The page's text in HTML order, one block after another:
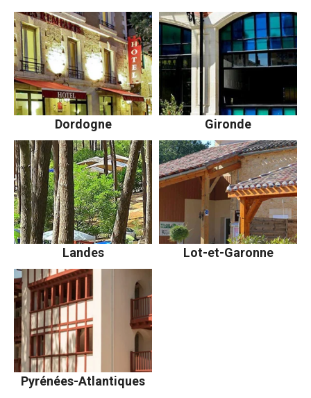
Dordogne Gironde
Landes Lot-et-Garonne
Pyrénées-Atlantiques